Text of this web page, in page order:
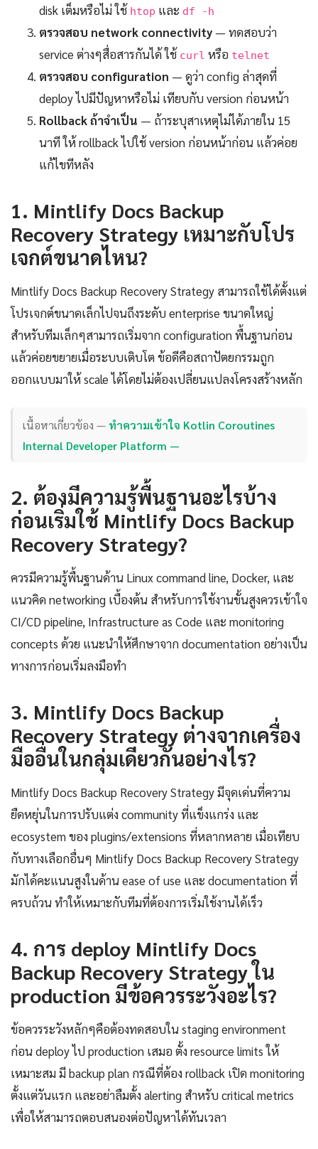
disk เต็มหรือไม่ ใช้ htop และ df -h
ตรวจสอบ network connectivity — ทดสอบว่า
service ต่างๆสื่อสารกันได้ ใช้ curl หรือ telnet
ตรวจสอบ configuration — ดูว่า config ล่าสุดที่
deploy ไปมีปัญหาหรือไม่ เทียบกับ version ก่อนหน้า
Rollback ถ้าจำเป็น — ถ้าระบุสาเหตุไม่ได้ภายใน 15
นาที ให้ rollback ไปใช้ version ก่อนหน้าก่อน แล้วค่อย
แก้ไขทีหลัง
1. Mintlify Docs Backup
Recovery Strategy เหมาะกับโปร
เจกต์ขนาดไหน?
Mintlify Docs Backup Recovery Strategy สามารถใช้ได้ตั้งแต่
โปรเจกต์ขนาดเล็กไปจนถึงระดับ enterprise ขนาดใหญ่
สำหรับทีมเล็กๆสามารถเริ่มจาก configuration พื้นฐานก่อน
แล้วค่อยขยายเมื่อระบบเติบโต ข้อดีคือสถาปัตยกรรมถูก
ออกแบบมาให้ scale ได้โดยไม่ต้องเปลี่ยนแปลงโครงสร้างหลัก
เนื้อหาเกี่ยวข้อง — ทำความเข้าใจ Kotlin Coroutines
Internal Developer Platform —
2. ต้องมีความรู้พื้นฐานอะไรบ้าง
ก่อนเริ่มใช้ Mintlify Docs Backup
Recovery Strategy?
ควรมีความรู้พื้นฐานด้าน Linux command line, Docker, และ
แนวคิด networking เบื้องต้น สำหรับการใช้งานขั้นสูงควรเข้าใจ
CI/CD pipeline, Infrastructure as Code และ monitoring
concepts ด้วย แนะนำให้ศึกษาจาก documentation อย่างเป็น
ทางการก่อนเริ่มลงมือทำ
3. Mintlify Docs Backup
Recovery Strategy ต่างจากเครื่อง
มืออื่นในกลุ่มเดียวกันอย่างไร?
Mintlify Docs Backup Recovery Strategy มีจุดเด่นที่ความ
ยืดหยุ่นในการปรับแต่ง community ที่แข็งแกร่ง และ
ecosystem ของ plugins/extensions ที่หลากหลาย เมื่อเทียบ
กับทางเลือกอื่นๆ Mintlify Docs Backup Recovery Strategy
มักได้คะแนนสูงในด้าน ease of use และ documentation ที่
ครบถ้วน ทำให้เหมาะกับทีมที่ต้องการเริ่มใช้งานได้เร็ว
4. การ deploy Mintlify Docs
Backup Recovery Strategy ใน
production มีข้อควรระวังอะไร?
ข้อควรระวังหลักๆคือต้องทดสอบใน staging environment
ก่อน deploy ไป production เสมอ ตั้ง resource limits ให้
เหมาะสม มี backup plan กรณีที่ต้อง rollback เปิด monitoring
ตั้งแต่วันแรก และอย่าลืมตั้ง alerting สำหรับ critical metrics
เพื่อให้สามารถตอบสนองต่อปัญหาได้ทันเวลา